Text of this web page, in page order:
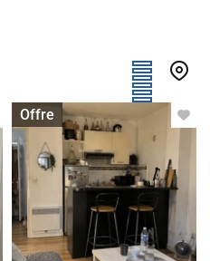
Offre
Chambre à louer